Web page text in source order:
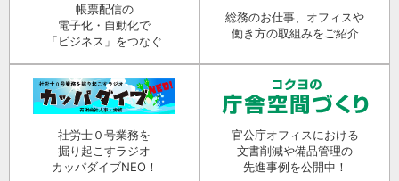
帳票配信の
電子化・自動化で
「ビジネス」をつなぐ
総務のお仕事、オフィスや
働き方の取組みをご紹介
社労士０号業務を
掘り起こすラジオ
カッパダイブNEO！
官公庁オフィスにおける
文書削減や備品管理の
先進事例を公開中！